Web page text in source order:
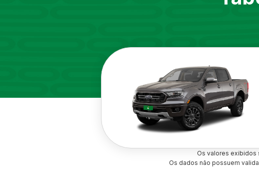
Os valores exibidos
Os dados não possuem